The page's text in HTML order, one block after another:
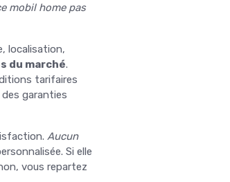
mobil home pas
localisation,
du marché.
tarifaires
garanties
Aucun
Si elle
vous repartez